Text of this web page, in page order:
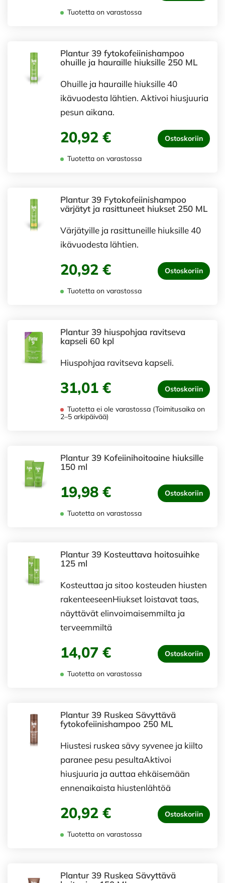
Tuotetta on varastossa
Plantur 39 fytokofeiinishampoo
ohuille ja hauraille hiuksille 250 ML
Ohuille ja hauraille hiuksille 40
ikävuodesta lähtien. Aktivoi hiusjuuria
pesun aikana.
20,92 € Ostoskoriin
Tuotetta on varastossa
Plantur 39 Fytokofeiinishampoo
värjätyt ja rasittuneet hiukset 250 ML
Värjätyille ja rasittuneille hiuksille 40
ikävuodesta lähtien.
20,92 € Ostoskoriin
Tuotetta on varastossa
Plantur 39 hiuspohjaa ravitseva
kapseli 60 kpl
Hiuspohjaa ravitseva kapseli.
31,01 € Ostoskoriin
Tuotetta ei ole varastossa (Toimitusaika on
2–5 arkipäivää)
Plantur 39 Kofeiinihoitoaine hiuksille
150 ml
19,98 € Ostoskoriin
Tuotetta on varastossa
Plantur 39 Kosteuttava hoitosuihke
125 ml
Kosteuttaa ja sitoo kosteuden hiusten
rakenteeseenHiukset loistavat taas,
näyttävät elinvoimaisemmilta ja
terveemmiltä
14,07 € Ostoskoriin
Tuotetta on varastossa
Plantur 39 Ruskea Sävyttävä
fytokofeiinishampoo 250 ML
Hiustesi ruskea sävy syvenee ja kiilto
paranee pesu pesultaAktivoi
hiusjuuria ja auttaa ehkäisemään
ennenaikaista hiustenlähtöä
20,92 € Ostoskoriin
Tuotetta on varastossa
Plantur 39 Ruskea Sävyttävä